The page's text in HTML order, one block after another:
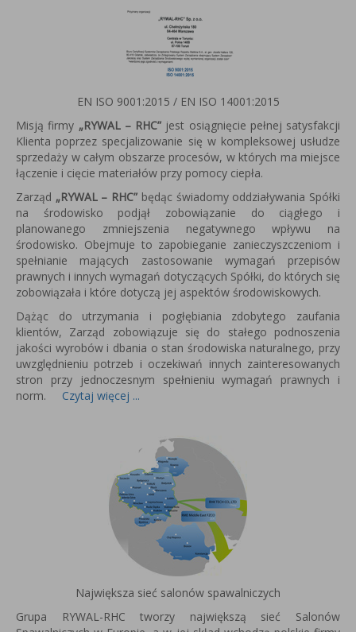
EN ISO 9001:2015 / EN ISO 14001:2015
Misją firmy „RYWAL – RHC” jest osiągnięcie pełnej satysfakcji
Klienta poprzez specjalizowanie się w kompleksowej usłudze
sprzedaży w całym obszarze procesów, w których ma miejsce
łączenie i cięcie materiałów przy pomocy ciepła.
Zarząd „RYWAL – RHC” będąc świadomy oddziaływania Spółki
na środowisko podjął zobowiązanie do ciągłego i
planowanego zmniejszenia negatywnego wpływu na
środowisko. Obejmuje to zapobieganie zanieczyszczeniom i
spełnianie mających zastosowanie wymagań przepisów
prawnych i innych wymagań dotyczących Spółki, do których się
zobowiązała i które dotyczą jej aspektów środowiskowych.
Dążąc do utrzymania i pogłębiania zdobytego zaufania
klientów, Zarząd zobowiązuje się do stałego podnoszenia
jakości wyrobów i dbania o stan środowiska naturalnego, przy
uwzględnieniu potrzeb i oczekiwań innych zainteresowanych
stron przy jednoczesnym spełnieniu wymagań prawnych i
norm. Czytaj więcej ...
Największa sieć salonów spawalniczych
Grupa RYWAL-RHC tworzy największą sieć Salonów